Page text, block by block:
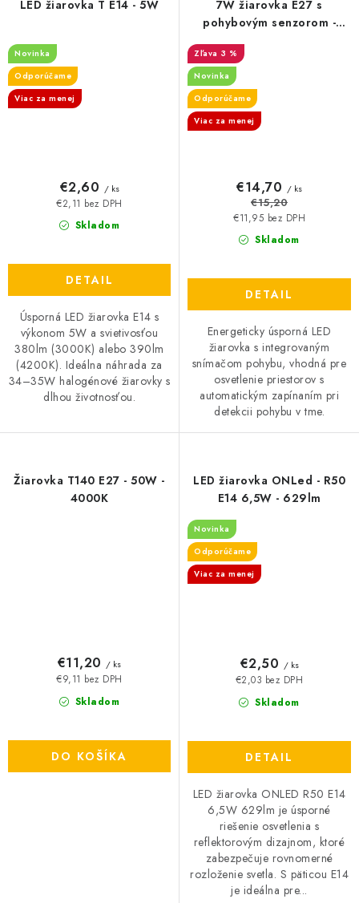
LED žiarovka T E14 - 5W
Novinka
Odporúčame
Viac za menej
Skladom
€2,11 bez DPH
€2,60 / ks
DETAIL
Úsporná LED žiarovka E14 s
výkonom 5W a svietivosťou
380lm (3000K) alebo 390lm
(4200K). Ideálna náhrada za
34–35W halogénové žiarovky s
dlhou životnosťou.
7W žiarovka E27 s
pohybovým senzorom -
3 %
Novinka
Odporúčame
Viac za menej
Skladom
€11,95 bez DPH
€14,70 / ks
€15,20
DETAIL
Energeticky úsporná LED
žiarovka s integrovaným
snímačom pohybu, vhodná pre
osvetlenie priestorov s
automatickým zapínaním pri
detekcii pohybu v tme.
Žiarovka T140 E27 - 50W -
4000K
Skladom
€9,11 bez DPH
€11,20 / ks
DO KOŠÍKA
LED žiarovka ONLed - R50
E14 6,5W - 629lm
Novinka
Odporúčame
Viac za menej
Skladom
€2,03 bez DPH
€2,50 / ks
DETAIL
LED žiarovka ONLED R50 E14
6,5W 629lm je úsporné
riešenie osvetlenia s
reflektorovým dizajnom, ktoré
zabezpečuje rovnomerné
rozloženie svetla. S päticou E14
je ideálna pre...